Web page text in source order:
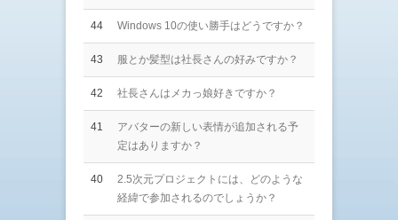
44 Windows 10の使い勝手はどうですか？
43 服とか髪型は社長さんの好みですか？
42 社長さんはメカっ娘好きですか？
41
アバターの新しい表情が追加される予
定はありますか？
40
2.5次元プロジェクトには、どのような
経緯で参加されるのでしょうか？